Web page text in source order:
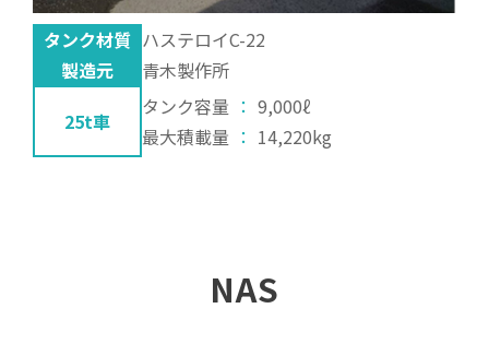
タンク材質 ハステロイC-22
製造元
青木製作所
25t車
タンク容量 ： 9,000ℓ
最大積載量 ： 14,220kg
NAS